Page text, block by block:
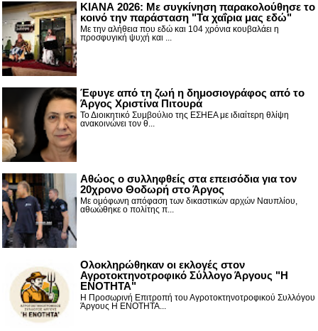
ΚΙΑΝΑ 2026: Με συγκίνηση παρακολούθησε το
κοινό την παράσταση "Τα χαΐρια μας εδώ"
Με την αλήθεια που εδώ και 104 χρόνια κουβαλάει η
προσφυγική ψυχή και ...
Έφυγε από τη ζωή η δημοσιογράφος από το
Άργος Χριστίνα Πιτουρά
Το Διοικητικό Συμβούλιο της ΕΣΗΕΑ με ιδιαίτερη θλίψη
ανακοινώνει τον θ...
Αθώος ο συλληφθείς στα επεισόδια για τον
20χρονο Θοδωρή στο Άργος
Με ομόφωνη απόφαση των δικαστικών αρχών Ναυπλίου,
αθωώθηκε ο πολίτης π...
Ολοκληρώθηκαν οι εκλογές στον
Αγροτοκτηνοτροφικό Σύλλογο Άργους "Η
ΕΝΟΤΗΤΑ"
Η Προσωρινή Επιτροπή του Αγροτοκτηνοτροφικού Συλλόγου
Άργους Η ΕΝΟΤΗΤΑ...